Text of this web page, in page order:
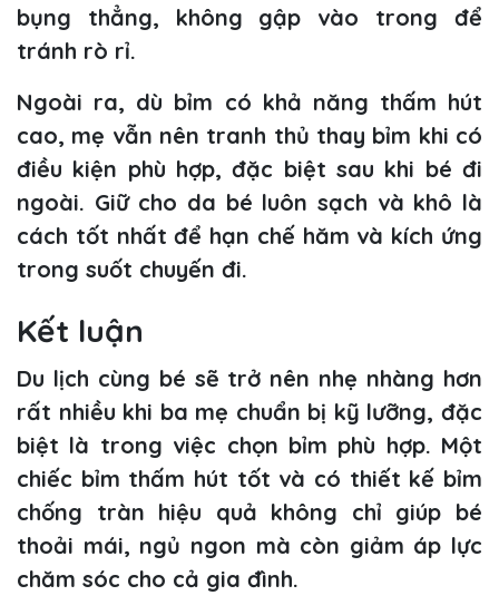
bụng thẳng, không gập vào trong để
tránh rò rỉ.
Ngoài ra, dù bỉm có khả năng thấm hút
cao, mẹ vẫn nên tranh thủ thay bỉm khi có
điều kiện phù hợp, đặc biệt sau khi bé đi
ngoài. Giữ cho da bé luôn sạch và khô là
cách tốt nhất để hạn chế hăm và kích ứng
trong suốt chuyến đi.
Kết luận
Du lịch cùng bé sẽ trở nên nhẹ nhàng hơn
rất nhiều khi ba mẹ chuẩn bị kỹ lưỡng, đặc
biệt là trong việc chọn bỉm phù hợp. Một
chiếc bỉm thấm hút tốt và có thiết kế bỉm
chống tràn hiệu quả không chỉ giúp bé
thoải mái, ngủ ngon mà còn giảm áp lực
chăm sóc cho cả gia đình.